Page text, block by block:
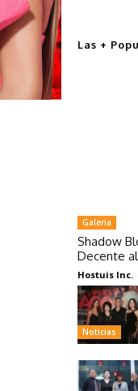
Las +
Galeria
Shadow
Decente
Hostuis Inc.
Noticias